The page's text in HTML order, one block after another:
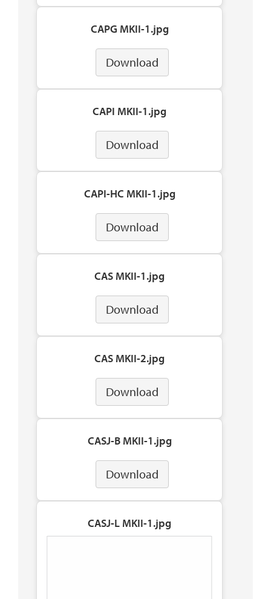
CAPG MKII-1.jpg
Download
CAPI MKII-1.jpg
Download
CAPI-HC MKII-1.jpg
Download
CAS MKII-1.jpg
Download
CAS MKII-2.jpg
Download
CASJ-B MKII-1.jpg
Download
CASJ-L MKII-1.jpg